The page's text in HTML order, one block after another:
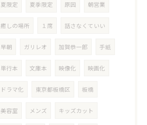
夏限定 夏季限定 原因 朝営業
癒しの場所 １席 話さなくていい
早朝 ガリレオ 加賀恭一郎 手紙
単行本 文庫本 映像化 映画化
ドラマ化 東京都板橋区 板橋
美容室 メンズ キッズカット